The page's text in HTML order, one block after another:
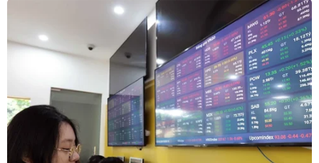
Thắp lên hy vọng cho bệnh
nhân nghèo từ 'phòng
khám 0 đồng' ở An Giang
07/08/2026 02:00
Ca vi phẫu ghép da đầu
hiếm gặp giúp bé gái phục
hồi sau 10 năm